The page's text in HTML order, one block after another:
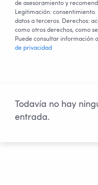
de asesoramiento y
Legitimación:
datos a terceros. Derechos:
como otros derechos, como
Puede consultar información
de privacidad
Todavía no hay
entrada.